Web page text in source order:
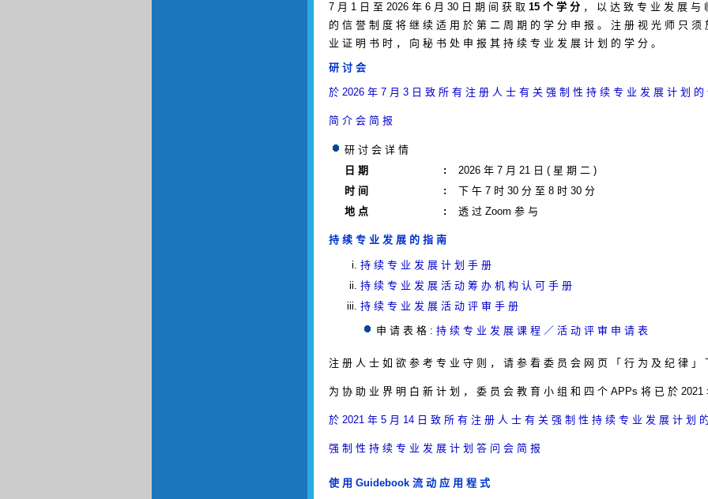
7 月 1 日 至 2026 年 6 月 30 日 期 间 获 取 15个 学 分 ， 以 达 致 专 业 发 展 与
的 信 誉 制 度 将 继 续 适 用 於 第 二 周 期 的 学 分 申 报 。 注 册 视 光 师 只 须
业 证 明 书 时 ， 向 秘 书 处 申 报 其 持 续 专 业 发 展 计 划 的 学 分 。
研 讨 会
於 2026 年 7 月 3 日 致 所 有 注 册 人 士 有 关 强 制 性 持 续 专 业 发 展 计 划 的
简 介 会 简 报
研 讨 会 详 情
日 期
:
2026 年 7 月 21 日 ( 星 期 二 )
时 间
:
下 午 7 时 30 分 至 8 时 30 分
地 点
: 透 过 Zoom 参 与
持 续 专 业 发 展 的 指 南
持 续 专 业 发 展 计 划 手 册
持 续 专 业 发 展 活 动 筹 办 机 构 认 可 手 册
持 续 专 业 发 展 活 动 评 审 手 册
申 请 表 格 : 持 续 专 业 发 展 课 程 ／ 活 动 评 审 申 请 表
注 册 人 士 如 欲 参 考 专 业 守 则 ， 请 参 看 委 员 会 网 页 「 行 为 及 纪 律 」
为 协 助 业 界 明 白 新 计 划 ， 委 员 会 教 育 小 组 和 四 个 APPs 将 已 於
於 2021 年 5 月 14 日 致 所 有 注 册 人 士 有 关 强 制 性 持 续 专 业 发 展 计 划
强 制 性 持 续 专 业 发 展 计 划 答 问 会 简 报
使 用 Guidebook 流 动 应 用 程 式